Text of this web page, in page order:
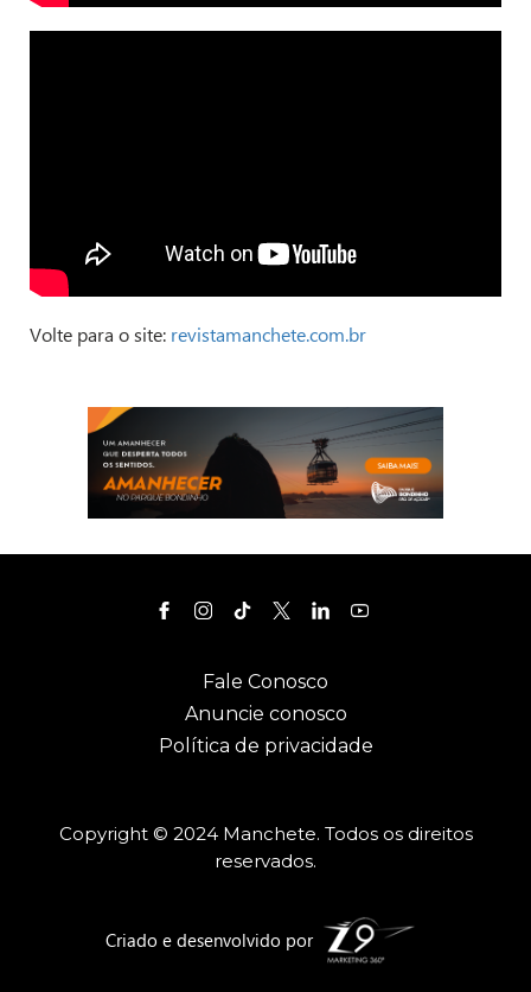
Volte para o site: revistamanchete.com.br
Fale Conosco
Anuncie conosco
Política de privacidade
Copyright © 2024 Manchete. Todos os direitos
reservados.
Criado e desenvolvido por